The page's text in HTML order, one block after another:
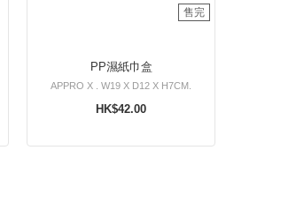
售完
PP濕紙巾盒
APPRO X . W19 X D12 X H7CM.
HK$42.00